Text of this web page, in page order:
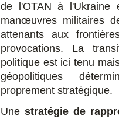
de l'OTAN à
manœuvres militaires
attenants aux
provocations. La
politique est ici tenu
géopolitiques
proprement stratégique.
Une stratégie de